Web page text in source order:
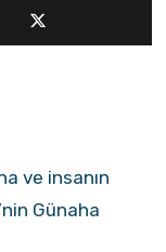
ve insanın
Günaha